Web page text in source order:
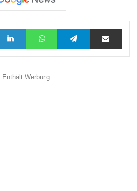
LinkedInWhatsAppTelegramTeilen via E-Mail
Enthält Werbung